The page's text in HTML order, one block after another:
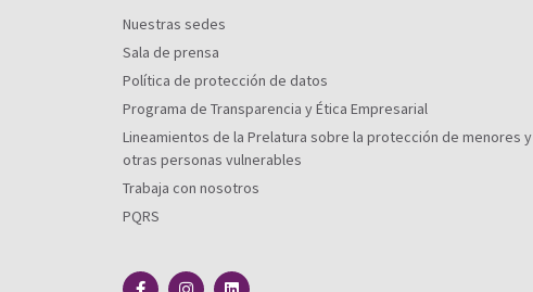
Nuestras sedes
Sala de prensa
Política de protección de datos
Programa de Transparencia y Ética Empresarial
Lineamientos de la Prelatura sobre la protección de menores y
otras personas vulnerables
Trabaja con nosotros
PQRS